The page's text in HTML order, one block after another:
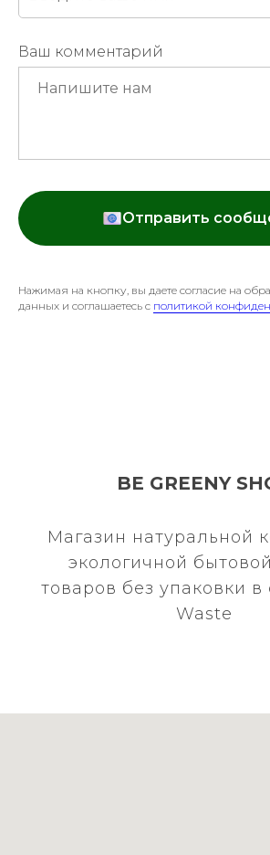
Ваш комментарий
Отправить
Нажимая на кнопку, вы даете согласие на
данных и соглашаетесь c политикой
BE GREENY
Магазин натуральной
экологичной
товаров без упаковки в
Waste